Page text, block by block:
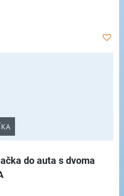
do auta s dvoma